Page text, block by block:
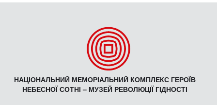
НАЦІОНАЛЬНИЙ МЕМОРІАЛЬНИЙ КОМПЛЕКС ГЕРОЇВ
НЕБЕСНОЇ СОТНІ – МУЗЕЙ РЕВОЛЮЦІЇ ГІДНОСТІ